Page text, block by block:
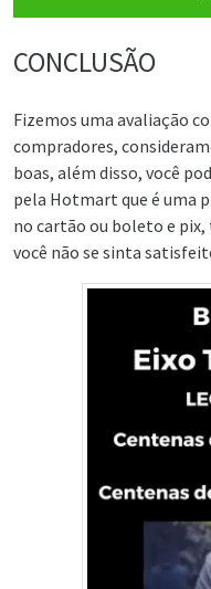
CONCLUSÃO
Fizemos uma avaliação
compradores,
boas, além disso, você
pela Hotmart que é uma
no cartão ou boleto e pix,
você não se sinta